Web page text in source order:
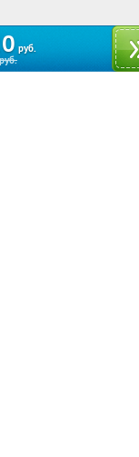
руб.